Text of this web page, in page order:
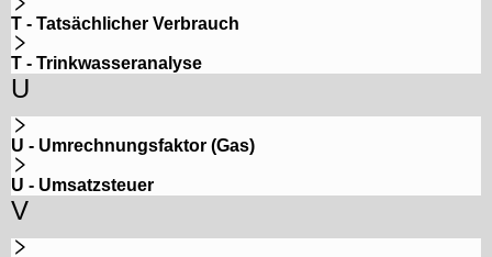
T - Tatsächlicher Verbrauch
T - Trinkwasseranalyse
U
U - Umrechnungsfaktor (Gas)
U - Umsatzsteuer
V